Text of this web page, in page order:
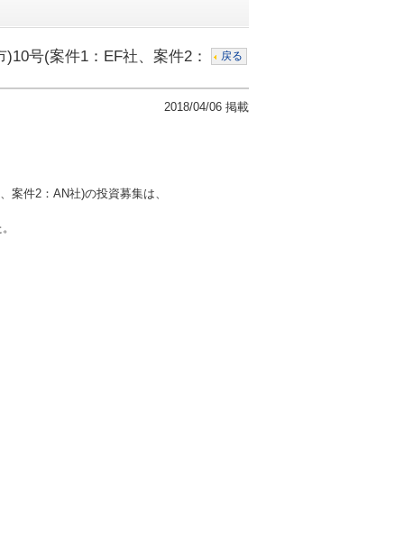
号(案件1：EF社、案件2： 戻る
2018/04/06 掲載
案件2：AN社)の投資募集は、